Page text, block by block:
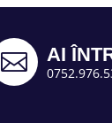
 AI